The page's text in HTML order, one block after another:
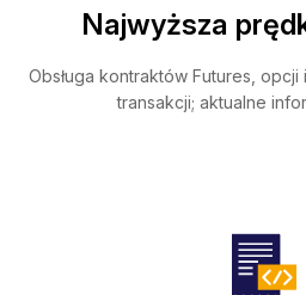
Najwyższa
Obsługa kontraktów Futures,
transakcji; aktualne